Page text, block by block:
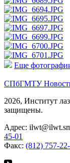
Еще
СПбГМТУ
2026, Институт
защищены.
Адрес:
45-01
Факс: (812) 757-